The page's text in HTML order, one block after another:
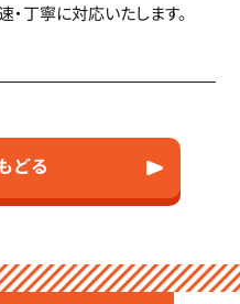
・丁寧に対応いたします。
どる